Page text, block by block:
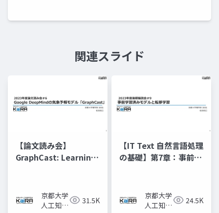
関連スライド
【論文読み会】
GraphCast: Learning
weather forecasting
京都大学
人工知能
31.5K
【IT Text 自然言語処理
の基礎】第7章：事前学
京都大学
人工知能
24.5K